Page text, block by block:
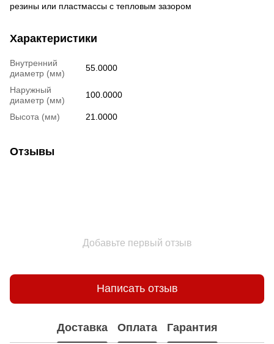
резины или пластмассы с тепловым зазором
Характеристики
Внутренний
диаметр (мм)
55.0000
Наружный
диаметр (мм)
100.0000
Высота (мм) 21.0000
Отзывы
Добавьте первый отзыв
Написать отзыв
Доставка Оплата Гарантия